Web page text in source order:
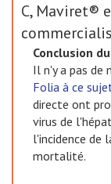
C, Maviret®
Conclusion
Il n'y a pas de
Folia à ce
directe ont
virus de
l'incidence de
mortalité.